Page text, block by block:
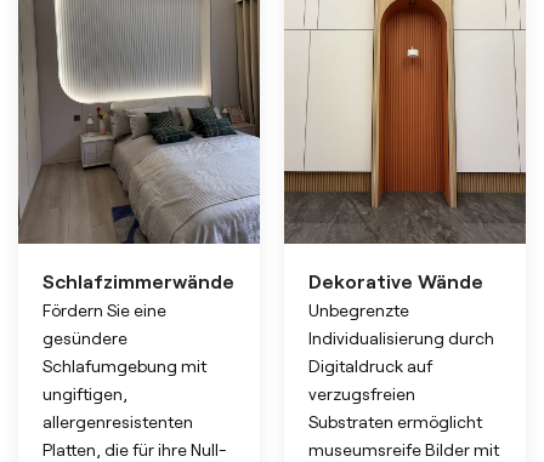
Schlafzimmerwände
Fördern Sie eine
gesündere
Schlafumgebung mit
ungiftigen,
allergenresistenten
Platten, die für ihre Null-
Dekorative Wände
Unbegrenzte
Individualisierung durch
Digitaldruck auf
verzugsfreien
Substraten ermöglicht
museumsreife Bilder mit